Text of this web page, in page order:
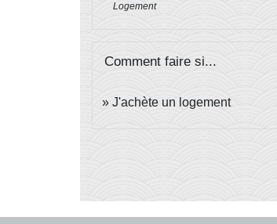
Logement
Comment faire si...
J'achète un logement